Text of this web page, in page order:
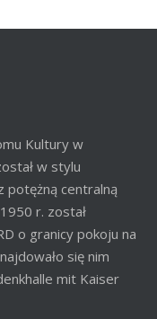
Kultury w
w stylu
potężną centralną
r. został
o granicy pokoju na
się nim
mit Kaiser